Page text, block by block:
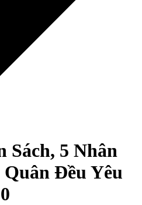
Sách, 5 Nhân
Quân Đều Yêu